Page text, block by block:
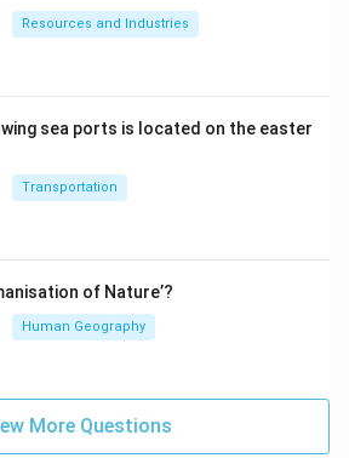
Resources and Industries
sea ports is located on the easter
Transportation
of Nature’?
Human Geography
More Questions